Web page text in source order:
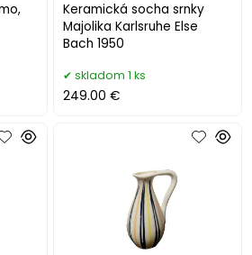
Keramická socha srnky
Majolika Karlsruhe Else
Bach 1950
skladom 1 ks
249.00 €